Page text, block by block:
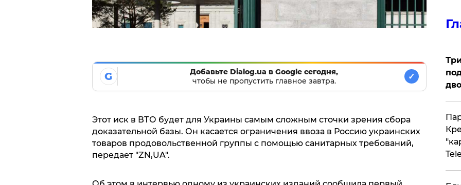
G
Добавьте Dialog.ua в Google сегодня,
чтобы не пропустить главное завтра.
✓
Этот иск в ВТО будет для Украины самым сложным сточки зрения сбора
доказательной базы. Он касается ограничения ввоза в Россию украинских
товаров продовольственной группы с помощью санитарных требований,
передает "ZN,UA".